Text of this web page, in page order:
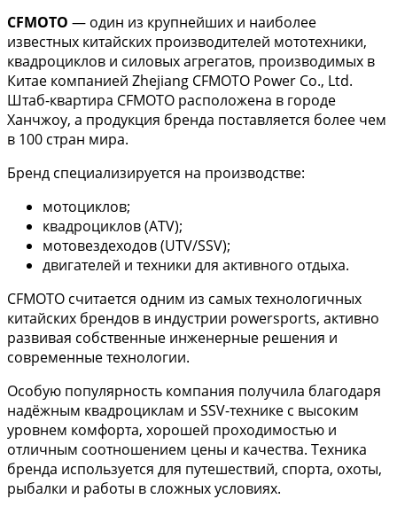
CFMOTO — один из крупнейших и наиболее
известных китайских производителей мототехники,
квадроциклов и силовых агрегатов, производимых в
Китае компанией Zhejiang CFMOTO Power Co., Ltd.
Штаб-квартира CFMOTO расположена в городе
Ханчжоу, а продукция бренда поставляется более чем
в 100 стран мира.
Бренд специализируется на производстве:
мотоциклов;
квадроциклов (ATV);
мотовездеходов (UTV/SSV);
двигателей и техники для активного отдыха.
CFMOTO считается одним из самых технологичных
китайских брендов в индустрии powersports, активно
развивая собственные инженерные решения и
современные технологии.
Особую популярность компания получила благодаря
надёжным квадроциклам и SSV-технике с высоким
уровнем комфорта, хорошей проходимостью и
отличным соотношением цены и качества. Техника
бренда используется для путешествий, спорта, охоты,
рыбалки и работы в сложных условиях.